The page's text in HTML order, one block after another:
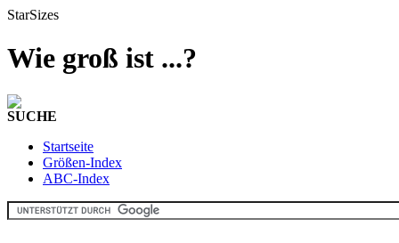
StarSizes
Wie groß ist ...?
SUCHE
Startseite
Größen-Index
ABC-Index